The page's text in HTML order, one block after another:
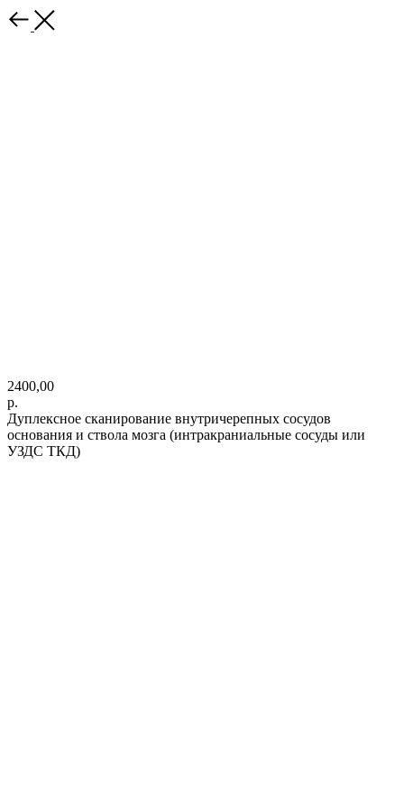
2400,00
р.
Дуплексное сканирование внутричерепных сосудов
основания и ствола мозга (интракраниальные сосуды или
УЗДС ТКД)